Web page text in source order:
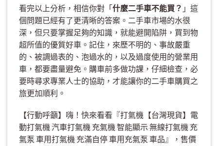
看完以上分析，相信你對「什麼二手車不能買？ 」這
個問題已經有了更清晰的答案。二手車市場的水很
深，但只要掌握足夠的知識，就能避開陷阱，買到物
超所值的優質好車。記住，來歷不明的、事故嚴重
的、被調過表的、泡過水的，以及過度使用的營業用
車，都要盡量避免。購車前多做功課，仔細檢查，必
要時尋求專業人士的協助，才能讓你的二手車購買之
旅更加順利。
【行動呼籲】嗨！快來看看『打氣機【台灣現貨】電
動打氣機 汽車打氣機 充氣機 智能顯示 無線打氣機 充
氣泵 車用打氣機 充滿自停 車用充氣泵 車品』，售價